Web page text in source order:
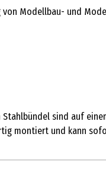
Modellbau- und
sind auf
montiert und kann